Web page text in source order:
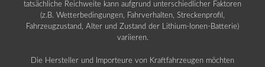
tatsächliche Reichweite kann aufgrund unterschiedlicher Faktoren
(z.B. Wetterbedingungen, Fahrverhalten, Streckenprofil,
Fahrzeugzustand, Alter und Zustand der Lithium-Ionen-Batterie)
variieren.
Die Hersteller und Importeure von Kraftfahrzeugen möchten